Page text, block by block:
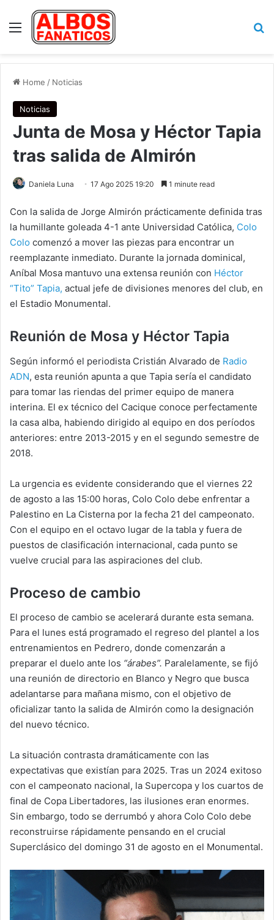
Menu
Home / Noticias
Noticias
Junta de Mosa y Héctor Tapia
tras salida de Almirón
Daniela Luna 17 Ago 2025 19:20 1 minute read
Con la salida de Jorge Almirón prácticamente definida tras
la humillante goleada 4-1 ante Universidad Católica, Colo
Colo comenzó a mover las piezas para encontrar un
reemplazante inmediato. Durante la jornada dominical,
Aníbal Mosa mantuvo una extensa reunión con Héctor
“Tito” Tapia, actual jefe de divisiones menores del club, en
el Estadio Monumental.
Reunión de Mosa y Héctor Tapia
Según informó el periodista Cristián Alvarado de Radio
ADN, esta reunión apunta a que Tapia sería el candidato
para tomar las riendas del primer equipo de manera
interina. El ex técnico del Cacique conoce perfectamente
la casa alba, habiendo dirigido al equipo en dos períodos
anteriores: entre 2013-2015 y en el segundo semestre de
2018.
La urgencia es evidente considerando que el viernes 22
de agosto a las 15:00 horas, Colo Colo debe enfrentar a
Palestino en La Cisterna por la fecha 21 del campeonato.
Con el equipo en el octavo lugar de la tabla y fuera de
puestos de clasificación internacional, cada punto se
vuelve crucial para las aspiraciones del club.
Proceso de cambio
El proceso de cambio se acelerará durante esta semana.
Para el lunes está programado el regreso del plantel a los
entrenamientos en Pedrero, donde comenzarán a
preparar el duelo ante los “árabes”. Paralelamente, se fijó
una reunión de directorio en Blanco y Negro que busca
adelantarse para mañana mismo, con el objetivo de
oficializar tanto la salida de Almirón como la designación
del nuevo técnico.
La situación contrasta dramáticamente con las
expectativas que existían para 2025. Tras un 2024 exitoso
con el campeonato nacional, la Supercopa y los cuartos de
final de Copa Libertadores, las ilusiones eran enormes.
Sin embargo, todo se derrumbó y ahora Colo Colo debe
reconstruirse rápidamente pensando en el crucial
Superclásico del domingo 31 de agosto en el Monumental.